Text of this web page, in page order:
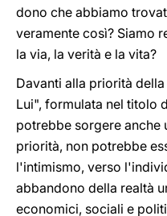
dono che abbiamo
veramente così? Siamo
la via, la verità e la vita?
Davanti alla priorità
Lui", formulata nel titolo
potrebbe sorgere anche
priorità, non potrebbe
l'intimismo, verso
abbandono della realtà
economici, sociali e